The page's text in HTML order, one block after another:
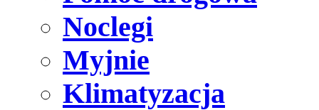
Noclegi
Myjnie
Klimatyzacja